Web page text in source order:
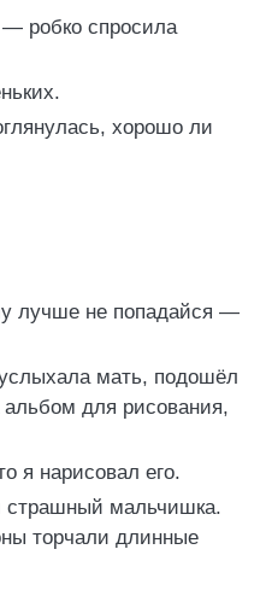
робко спросила
хорошо ли
лучше не попадайся —
мать, подошёл
для рисования,
я нарисовал его.
мальчишка.
торчали длинные